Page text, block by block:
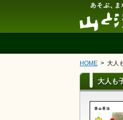
HOME 大人
大人も